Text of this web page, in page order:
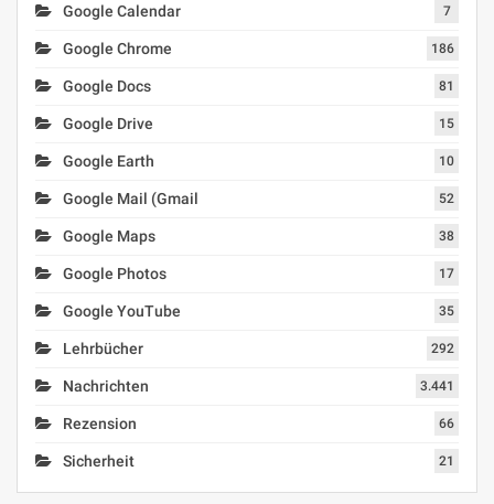
Google Calendar 7
Google Chrome 186
Google Docs 81
Google Drive 15
Google Earth 10
Google Mail (Gmail 52
Google Maps 38
Google Photos 17
Google YouTube 35
Lehrbücher 292
Nachrichten 3.441
Rezension 66
Sicherheit 21